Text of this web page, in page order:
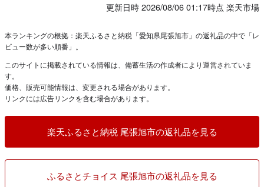
更新日時 2026/08/06 01:17時点 楽天市場
本ランキングの根拠：楽天ふるさと納税「愛知県尾張旭市」の返礼品の中で「レ
ビュー数が多い順番」。
このサイトに掲載されている情報は、備蓄生活の作成者により運営されていま
す。
価格、販売可能情報は、変更される場合があります。
リンクには広告リンクを含む場合があります。
楽天ふるさと納税 尾張旭市の返礼品を見る
ふるさとチョイス 尾張旭市の返礼品を見る